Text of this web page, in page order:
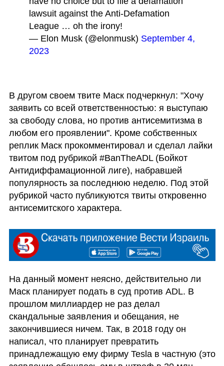
lawsuit against the Anti-Defamation
League … oh the irony!
— Elon Musk (@elonmusk) September 4,
2023
В другом своем твите Маск подчеркнул: "Хочу
заявить со всей ответственностью: я выступаю
за свободу слова, но против антисемитизма в
любом его проявлении". Кроме собственных
реплик Маск прокомментировал и сделал лайки
твитом под рубрикой #BanTheADL (Бойкот
Антидиффамационной лиге), набравшей
популярность за последнюю неделю. Под этой
рубрикой часто публикуются твиты откровенно
антисемитского характера.
На данный момент неясно, действительно ли
Маск планирует подать в суд против ADL. В
прошлом миллиардер не раз делал
скандальные заявления и обещания, не
закончившиеся ничем. Так, в 2018 году он
написал, что планирует превратить
принадлежащую ему фирму Tesla в частную (это